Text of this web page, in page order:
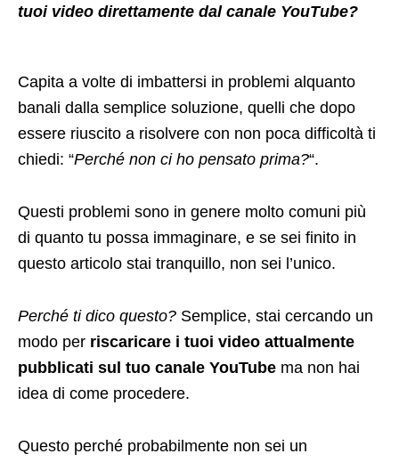
tuoi video direttamente dal canale YouTube?
Capita a volte di imbattersi in problemi alquanto
banali dalla semplice soluzione, quelli che dopo
essere riuscito a risolvere con non poca difficoltà ti
chiedi: “Perché non ci ho pensato prima?“.
Questi problemi sono in genere molto comuni più
di quanto tu possa immaginare, e se sei finito in
questo articolo stai tranquillo, non sei l’unico.
Perché ti dico questo? Semplice, stai cercando un
modo per riscaricare i tuoi video attualmente
pubblicati sul tuo canale YouTube ma non hai
idea di come procedere.
Questo perché probabilmente non sei un